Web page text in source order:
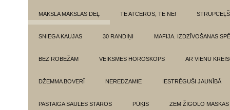
MĀKSLA MĀKSLAS DĒĻ TE ATCEROS, TE NE! STRUPCEĻŠ
SNIEGA KAUJAS 30 RANDIŅI MAFIJA. IZDZĪVOŠANAS
BEZ ROBEŽĀM VEIKSMES HOROSKOPS AR VIENU
DŽEMMA BOVERĪ NEREDZAMIE IESTRĒGUŠI JAUNĪBĀ
PASTAIGA SAULES STAROS PŪĶIS ZEM ŽIGOLO MASKAS